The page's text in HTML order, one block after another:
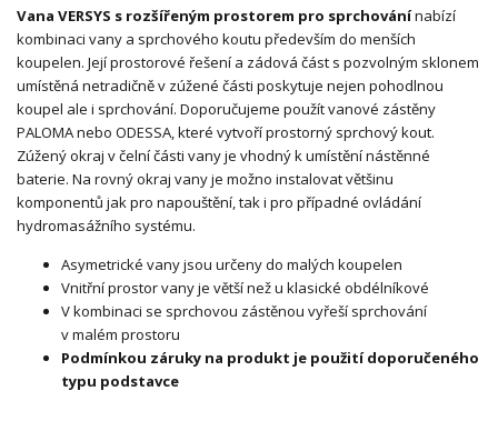
Vana VERSYS s rozšířeným prostorem pro sprchovánínabízí
kombinaci vany a sprchového koutu především do menších
koupelen. Její prostorové řešení a zádová část s pozvolným sklonem
umístěná netradičně v zúžené části poskytuje nejen pohodlnou
koupel ale i sprchování. Doporučujeme použít vanové zástěny
PALOMA nebo ODESSA, které vytvoří prostorný sprchový kout.
Zúžený okraj v čelní části vany je vhodný k umístění nástěnné
baterie. Na rovný okraj vany je možno instalovat většinu
komponentů jak pro napouštění, tak i pro případné ovládání
hydromasážního systému.
Asymetrické vany jsou určeny do malých koupelen
Vnitřní prostor vany je větší než u klasické obdélníkové
V kombinaci se sprchovou zástěnou vyřeší sprchování
v malém prostoru
Podmínkou záruky na produkt je použití doporučeného
typu podstavce